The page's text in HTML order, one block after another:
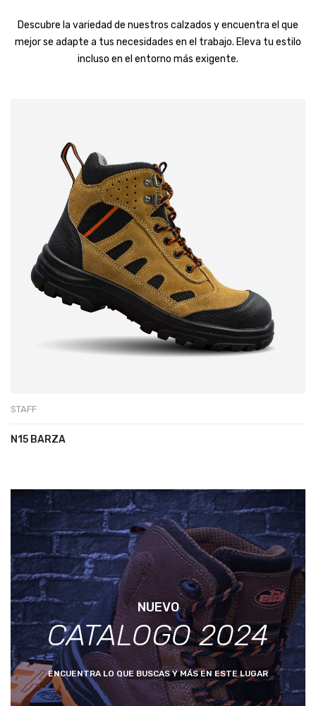
Descubre la variedad de nuestros calzados y encuentra el que
mejor se adapte a tus necesidades en el trabajo. Eleva tu estilo
incluso en el entorno más exigente.
STAFF
N15 BARZA
NUEVO
CATALOGO 2024
ENCUENTRA LO QUE BUSCAS Y MÁS EN ESTE LUGAR